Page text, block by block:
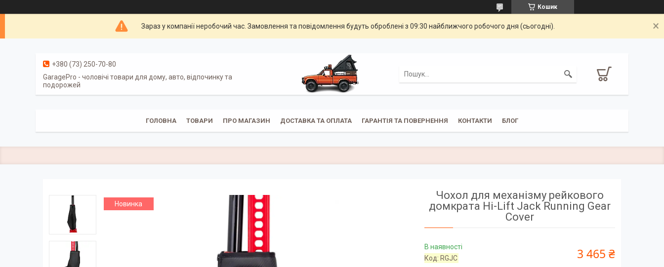
Кошик
Зараз у компанії неробочий час. Замовлення та повідомлення будуть оброблені з 09:30 найближчого робочого дня (сьогодні).
+380 (73) 250-70-80
GaragePro - чоловічі товари для дому, авто, відпочинку та
подорожей
ГОЛОВНА ТОВАРИ ПРО МАГАЗИН ДОСТАВКА ТА ОПЛАТА ГАРАНТІЯ ТА ПОВЕРНЕННЯ КОНТАКТИ БЛОГ
Новинка
Чохол для механізму рейкового
домкрата Hi-Lift Jack Running Gear
Cover
В наявності
Код: RGJC 3 465 ₴